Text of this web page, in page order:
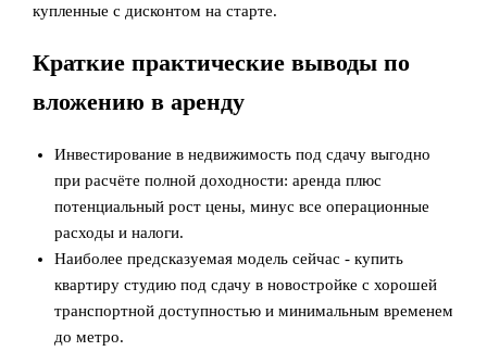
купленные с дисконтом на старте.
Краткие практические выводы по
вложению в аренду
Инвестирование в недвижимость под сдачу выгодно
при расчёте полной доходности: аренда плюс
потенциальный рост цены, минус все операционные
расходы и налоги.
Наиболее предсказуемая модель сейчас - купить
квартиру студию под сдачу в новостройке с хорошей
транспортной доступностью и минимальным временем
до метро.